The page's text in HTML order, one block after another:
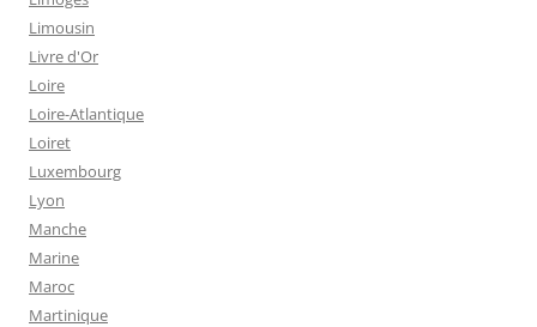
Limousin
Livre d'Or
Loire
Loire-Atlantique
Loiret
Luxembourg
Lyon
Manche
Marine
Maroc
Martinique